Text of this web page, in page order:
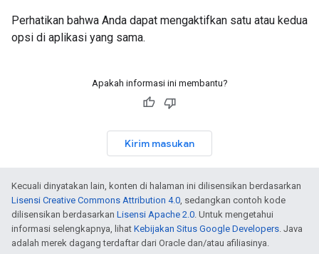
Perhatikan bahwa Anda dapat mengaktifkan satu atau kedua
opsi di aplikasi yang sama.
Apakah informasi ini membantu?
Kirim masukan
Kecuali dinyatakan lain, konten di halaman ini dilisensikan berdasarkan
Lisensi Creative Commons Attribution 4.0, sedangkan contoh kode
dilisensikan berdasarkan Lisensi Apache 2.0. Untuk mengetahui
informasi selengkapnya, lihat Kebijakan Situs Google Developers. Java
adalah merek dagang terdaftar dari Oracle dan/atau afiliasinya.